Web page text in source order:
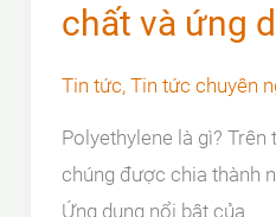
chất và ứng
Tin tức, Tin tức chuyên
Polyethylene là gì?
chúng được chia thành
Ứng dụng nổi bật của